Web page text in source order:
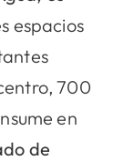
espacios
700
en
de